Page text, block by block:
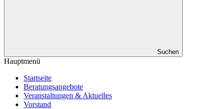
Suchen
Hauptmenü
Startseite
Beratungsangebote
Veranstaltungen & Aktuelles
Vorstand